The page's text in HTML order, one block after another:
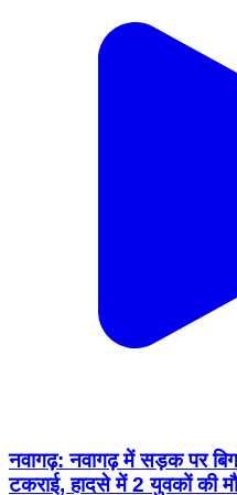
नवागढ़: नवागढ़ में सड़क पर
टकराई, हादसे में 2 युवकों की